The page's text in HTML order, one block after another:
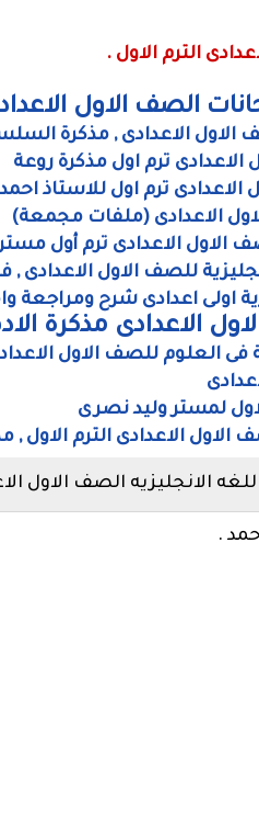
الترم الاول .
الصف الاول
الاول الاعدادى , مذكرة
ترم اول مذكرة روعة
الاعدادى ترم اول للاستاذ
الاعدادى (ملفات مجمعة)
الاول الاعدادى ترم أول
للصف الاول الاعدادى ,
اولى اعدادى شرح ومراجعة
الاعدادى مذكرة
فى العلوم للصف الاول
لمستر وليد نصرى
الاعدادى الترم الاول ,
الانجليزيه الصف الاول
.